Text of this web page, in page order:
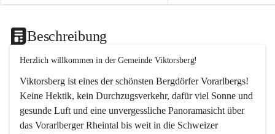
Beschreibung
Herzlich willkommen in der Gemeinde Viktorsberg!
Viktorsberg ist eines der schönsten Bergdörfer Vorarlbergs!
Keine Hektik, kein Durchzugsverkehr, dafür viel Sonne und
gesunde Luft und eine unvergessliche Panoramasicht über
das Vorarlberger Rheintal bis weit in die Schweizer